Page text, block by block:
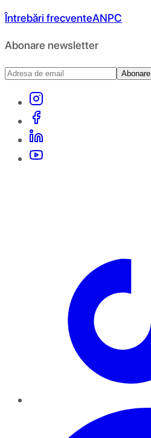
Întrebări frecventeANPC
Abonare newsletter
Abonare